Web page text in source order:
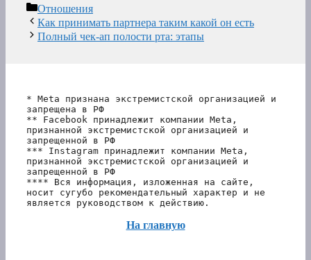
Рубрики
Отношения
Как принимать партнера таким какой он есть
Полный чек-ап полости рта: этапы
* Meta признана экстремистской организацией и
запрещена в РФ
** Facebook принадлежит компании Meta,
признанной экстремистской организацией и
запрещенной в РФ
*** Instagram принадлежит компании Meta,
признанной экстремистской организацией и
запрещенной в РФ
**** Вся информация, изложенная на сайте,
носит сугубо рекомендательный характер и не
является руководством к действию.
На главную